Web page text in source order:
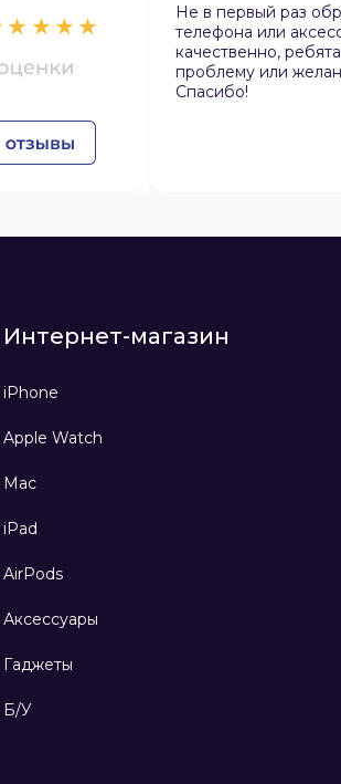
Не в первый раз
телефона или
качественно,
проблему или
Спасибо!
Интернет-магазин
iPhone
Apple Watch
Mac
iPad
AirPods
Аксессуары
Гаджеты
Б/У